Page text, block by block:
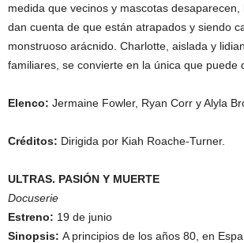
medida que vecinos y mascotas
dan cuenta de que están atrapados y siendo
monstruoso arácnido. Charlotte, aislada y
familiares, se convierte en la única que puede
Elenco: Jermaine Fowler, Ryan Corr y Alyla
Créditos: Dirigida por Kiah Roache-Turner.
ULTRAS. PASIÓN Y MUERTE
Docuserie
Estreno: 19 de junio
Sinopsis: A principios de los años 80, en